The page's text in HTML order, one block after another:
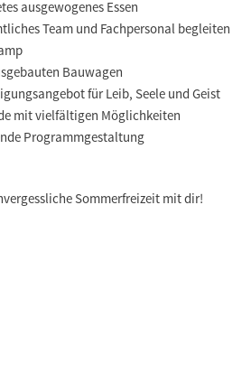
ausgewogenes Essen
Team und Fachpersonal begleiten
Bauwagen
für Leib, Seele und Geist
mit vielfältigen Möglichkeiten
Programmgestaltung
Sommerfreizeit mit dir!